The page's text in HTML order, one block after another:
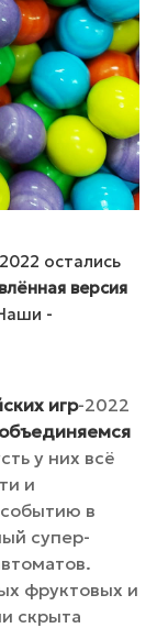
остались
версия
-
игр-2022
у них всё
и
в
супер-
фруктовых и
скрыта